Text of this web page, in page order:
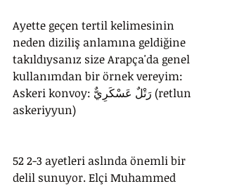
Ayette geçen tertil kelimesinin
neden diziliş anlamına geldiğine
takıldıysanız size Arapça'da genel
kullanımdan bir örnek vereyim:
Askeri konvoy: رَتْلٌ عَسْكَرِيٌّ (retlun
askeriyyun)
52 2-3 ayetleri aslında önemli bir
delil sunuyor. Elçi Muhammed